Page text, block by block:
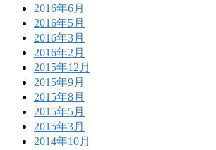
2016年6月
2016年5月
2016年3月
2016年2月
2015年12月
2015年9月
2015年8月
2015年5月
2015年3月
2014年10月